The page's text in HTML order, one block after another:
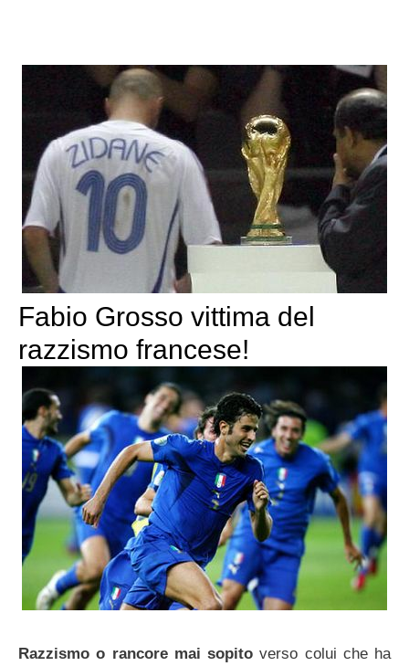
Fabio Grosso vittima del
razzismo francese!
Razzismo o rancore mai sopitoverso colui che ha